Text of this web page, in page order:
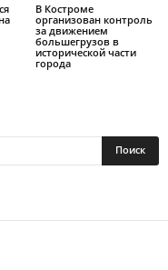
В Костроме
организован контроль
за движением
большегрузов в
исторической части
города